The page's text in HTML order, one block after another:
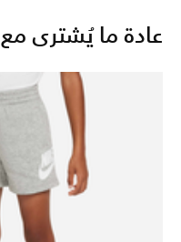
عادة ما يُشترى مع